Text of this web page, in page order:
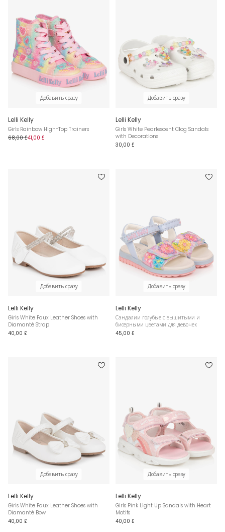
Добавить сразу
Lelli Kelly
Girls Rainbow High-Top Trainers
68,00 £41,00 £
Добавить сразу
Lelli Kelly
Girls White Pearlescent Clog Sandals
with Decorations
30,00 £
Добавить сразу
Lelli Kelly
Girls White Faux Leather Shoes with
Diamanté Strap
40,00 £
Добавить сразу
Lelli Kelly
Сандалии голубые с вышитыми и
бисерными цветами для девочек
45,00 £
Добавить сразу
Lelli Kelly
Girls White Faux Leather Shoes with
Diamanté Bow
40,00 £
Добавить сразу
Lelli Kelly
Girls Pink Light Up Sandals with Heart
Motifs
40,00 £